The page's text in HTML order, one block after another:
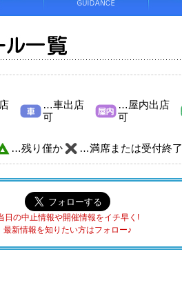
…車出店
可
…屋内出店
可
…残り僅か …満席または受付終了
日の中止情報や開催情報をイチ早く!
最新情報を知りたい方はフォロー♪